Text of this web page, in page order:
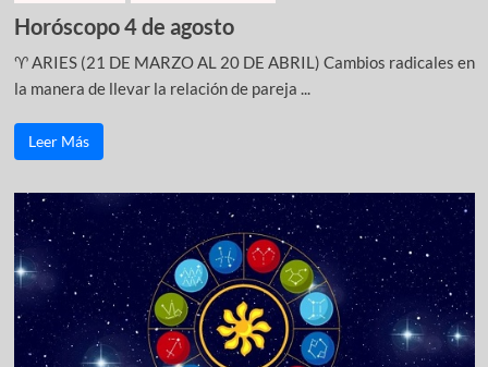
Horóscopo 4 de agosto
♈ ARIES (21 DE MARZO AL 20 DE ABRIL) Cambios radicales en
la manera de llevar la relación de pareja ...
Leer Más